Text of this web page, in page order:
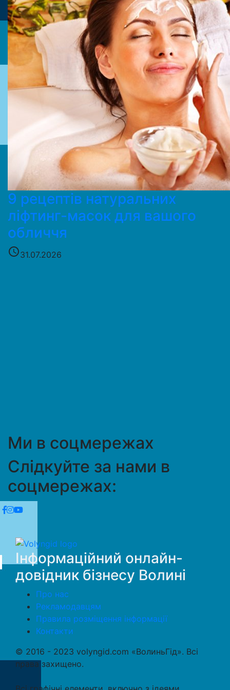
9 рецептів натуральних
ліфтинг-масок для вашого
обличчя
access_time31.07.2026
Ми в соцмережах
Слідкуйте за нами в
соцмережах:
Інформаційний онлайн-
довідник бізнесу Волині
Про нас
Рекламодавцям
Правила розміщення інформації
Контакти
© 2016 - 2023 volyngid.com «ВолиньГід». Всі
права захищено.